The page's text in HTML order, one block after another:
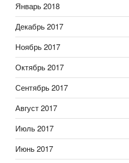
Январь 2018
Декабрь 2017
Ноябрь 2017
Октябрь 2017
Сентябрь 2017
Август 2017
Июль 2017
Июнь 2017